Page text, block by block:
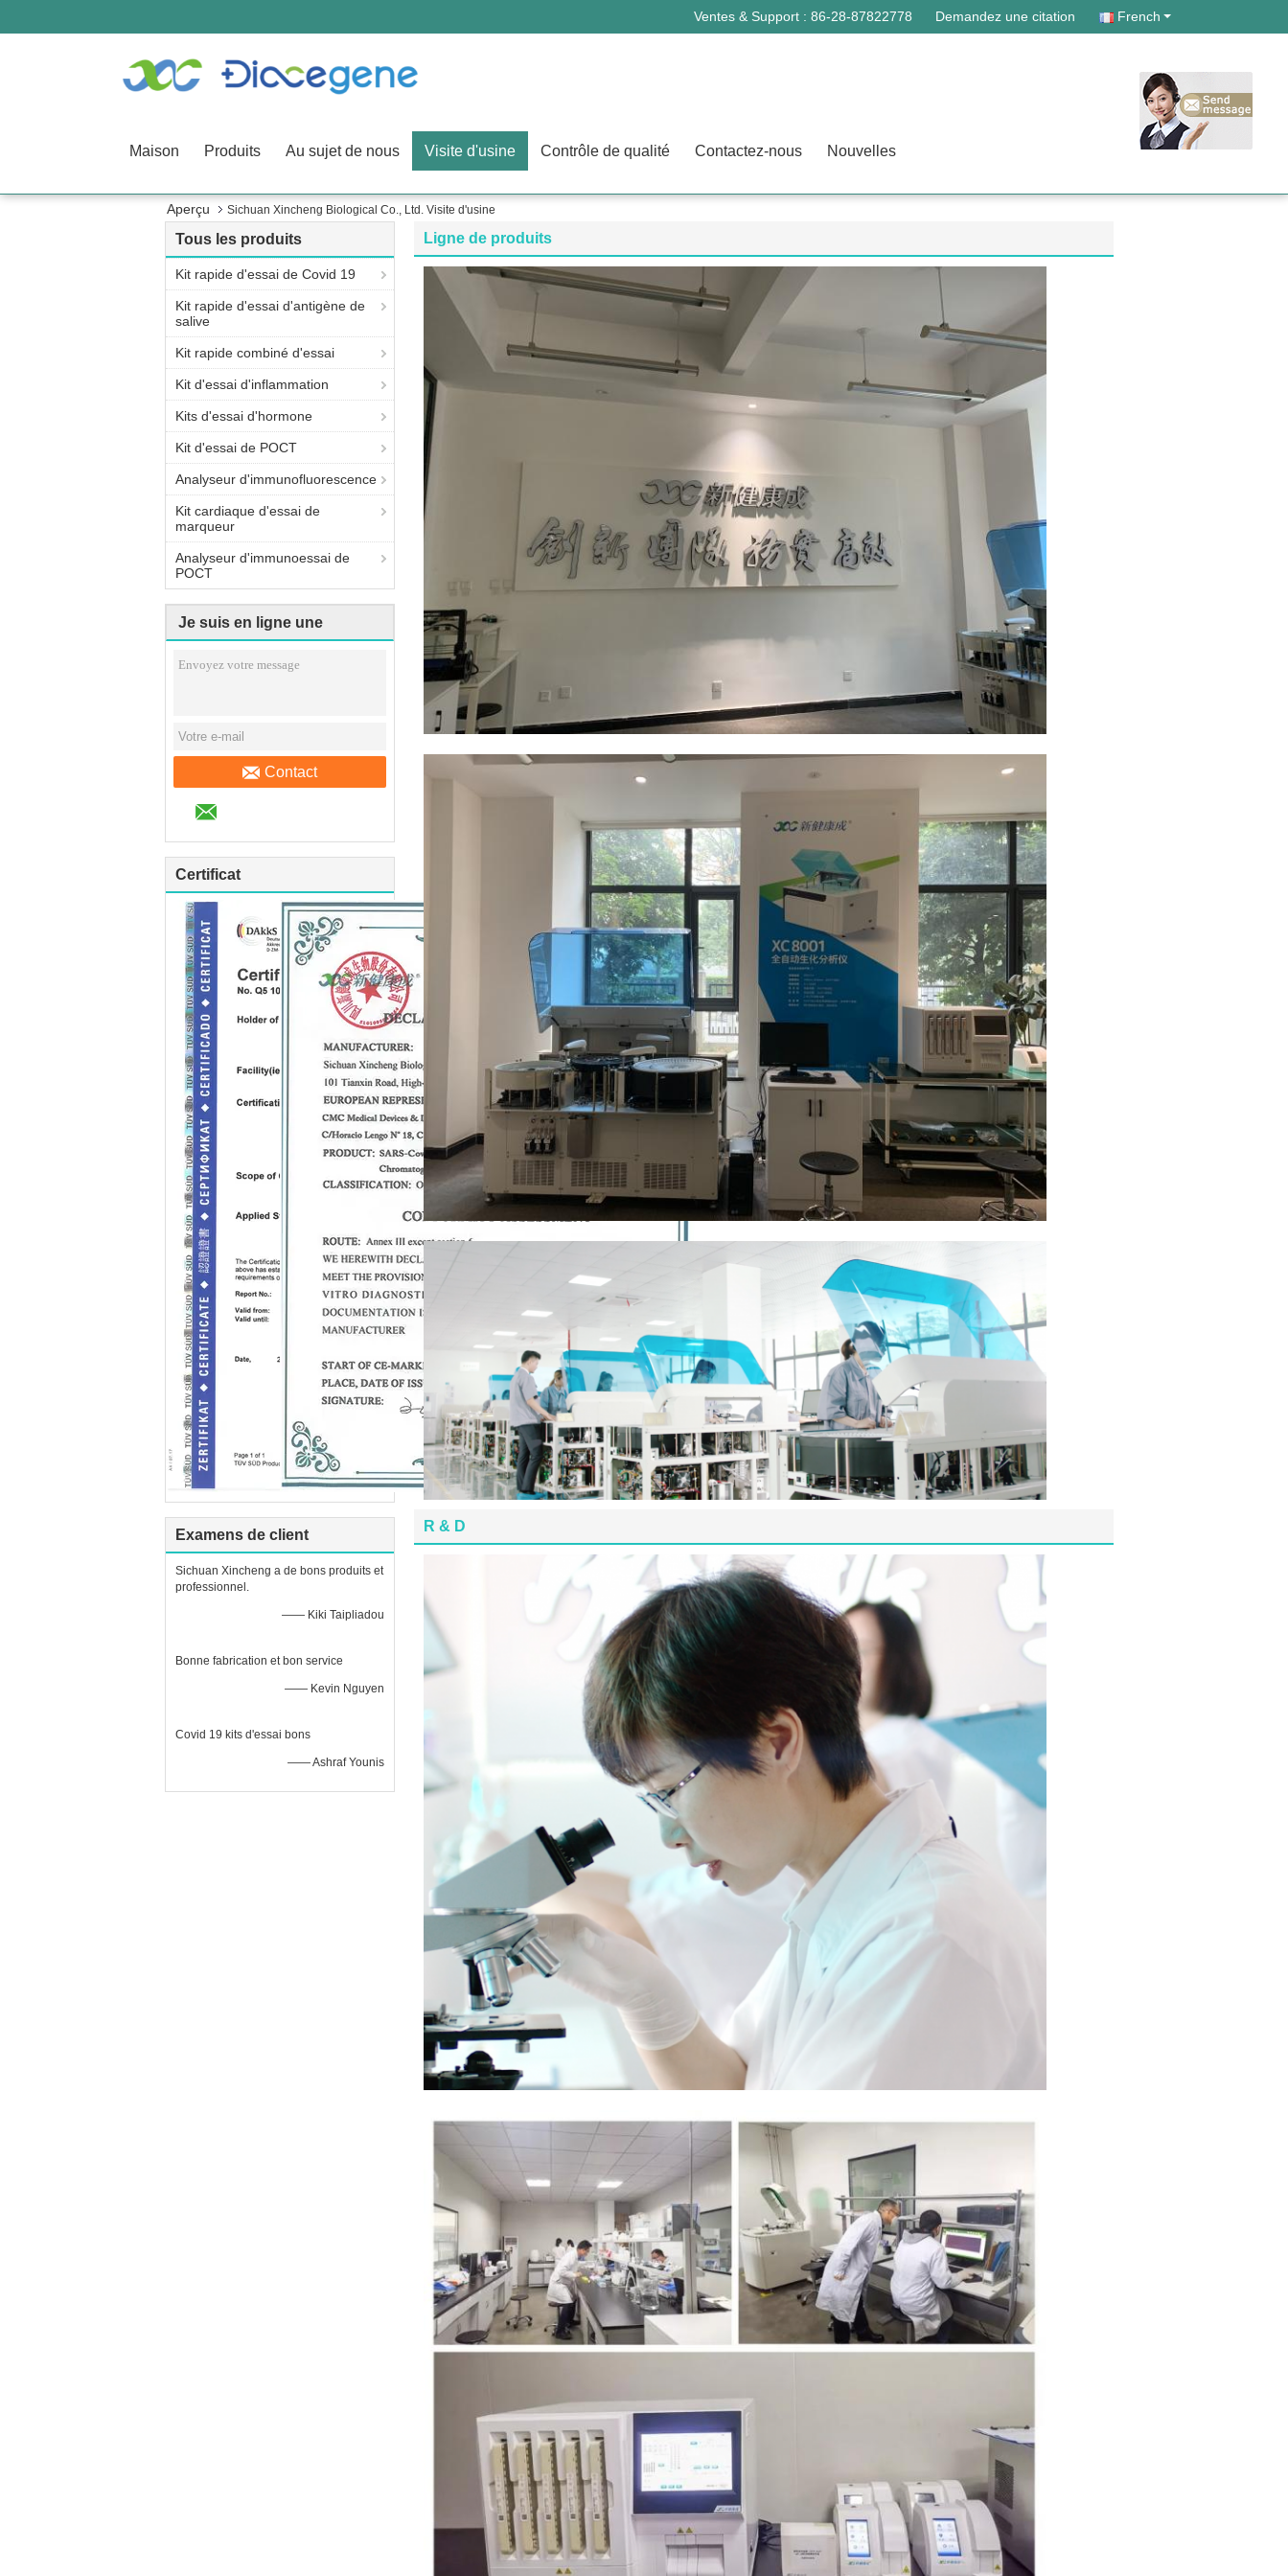
Ventes & Support : 86-28-87822778 Demandez une citation French
Maison Produits Au sujet de nous Visite d'usine Contrôle de qualité Contactez-nous Nouvelles
Aperçu Sichuan Xincheng Biological Co., Ltd. Visite d'usine
Tous les produits
Kit rapide d'essai de Covid 19
Kit rapide d'essai d'antigène de
salive
Kit rapide combiné d'essai
Kit d'essai d'inflammation
Kits d'essai d'hormone
Kit d'essai de POCT
Analyseur d'immunofluorescence
Kit cardiaque d'essai de
marqueur
Analyseur d'immunoessai de
POCT
Je suis en ligne une
Contact
Certificat
Examens de client
Sichuan Xincheng a de bons produits et
professionnel.
—— Kiki Taipliadou
Bonne fabrication et bon service
—— Kevin Nguyen
Covid 19 kits d'essai bons
—— Ashraf Younis
Ligne de produits
R & D